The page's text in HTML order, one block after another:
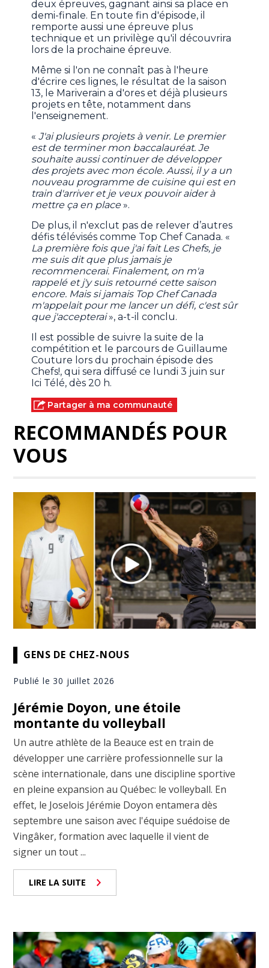
deux épreuves, gagnant ainsi sa place en
demi-finale. En toute fin d'épisode, il
remporte aussi une épreuve plus
technique et un privilège qu'il découvrira
lors de la prochaine épreuve.
Même si l'on ne connaît pas à l'heure
d'écrire ces lignes, le résultat de la saison
13, le Mariverain a d'ores et déjà plusieurs
projets en tête, notamment dans
l'enseignement.
«J'ai plusieurs projets à venir. Le premier
est de terminer mon baccalauréat. Je
souhaite aussi continuer de développer
des projets avec mon école. Aussi, il y a un
nouveau programme de cuisine qui est en
train d'arriver et je veux pouvoir aider à
mettre ça en place».
De plus, il n'exclut pas de relever d’autres
défis télévisés comme Top Chef Canada. «
La première fois que j'ai fait Les Chefs, je
me suis dit que plus jamais je
recommencerai. Finalement, on m'a
rappelé et j'y suis retourné cette saison
encore. Mais si jamais Top Chef Canada
m'appelait pour me lancer un défi, c'est sûr
que j'accepterai», a-t-il conclu.
Il est possible de suivre la suite de la
compétition et le parcours de Guillaume
Couture lors du prochain épisode des
Chefs!, qui sera diffusé ce lundi 3 juin sur
Ici Télé, dès 20 h.
Partager à ma communauté
RECOMMANDÉS POUR
VOUS
GENS DE CHEZ-NOUS
Publié le 30 juillet 2026
Jérémie Doyon, une étoile
montante du volleyball
Un autre athlète de la Beauce est en train de
développer une carrière professionnelle sur la
scène internationale, dans une discipline sportive
en pleine expansion au Québec: le volleyball. En
effet, le Joselois Jérémie Doyon entamera dès
septembre une saison avec l'équipe suédoise de
Vingâker, formation avec laquelle il vient de
signer un tout ...
LIRE LA SUITE